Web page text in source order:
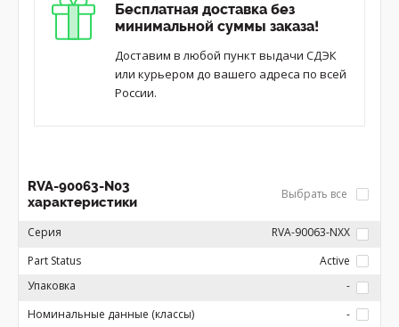
Бесплатная доставка без
минимальной суммы заказа!
Доставим в любой пункт выдачи СДЭК
или курьером до вашего адреса по всей
России.
RVA-90063-N03
характеристики
Выбрать все
Серия
RVA-90063-NXX
Part Status
Active
Упаковка
-
Номинальные данные (классы)
-